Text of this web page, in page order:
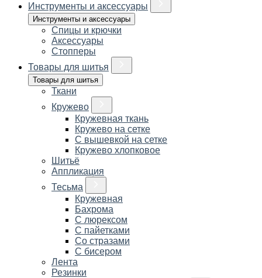
Инструменты и аксессуары
Инструменты и аксессуары
Спицы и крючки
Аксессуары
Стопперы
Товары для шитья
Товары для шитья
Ткани
Кружево
Кружевная ткань
Кружево на сетке
С вышевкой на сетке
Кружево хлопковое
Шитьё
Аппликация
Тесьма
Кружевная
Бахрома
С люрексом
С пайетками
Со стразами
С бисером
Лента
Резинки